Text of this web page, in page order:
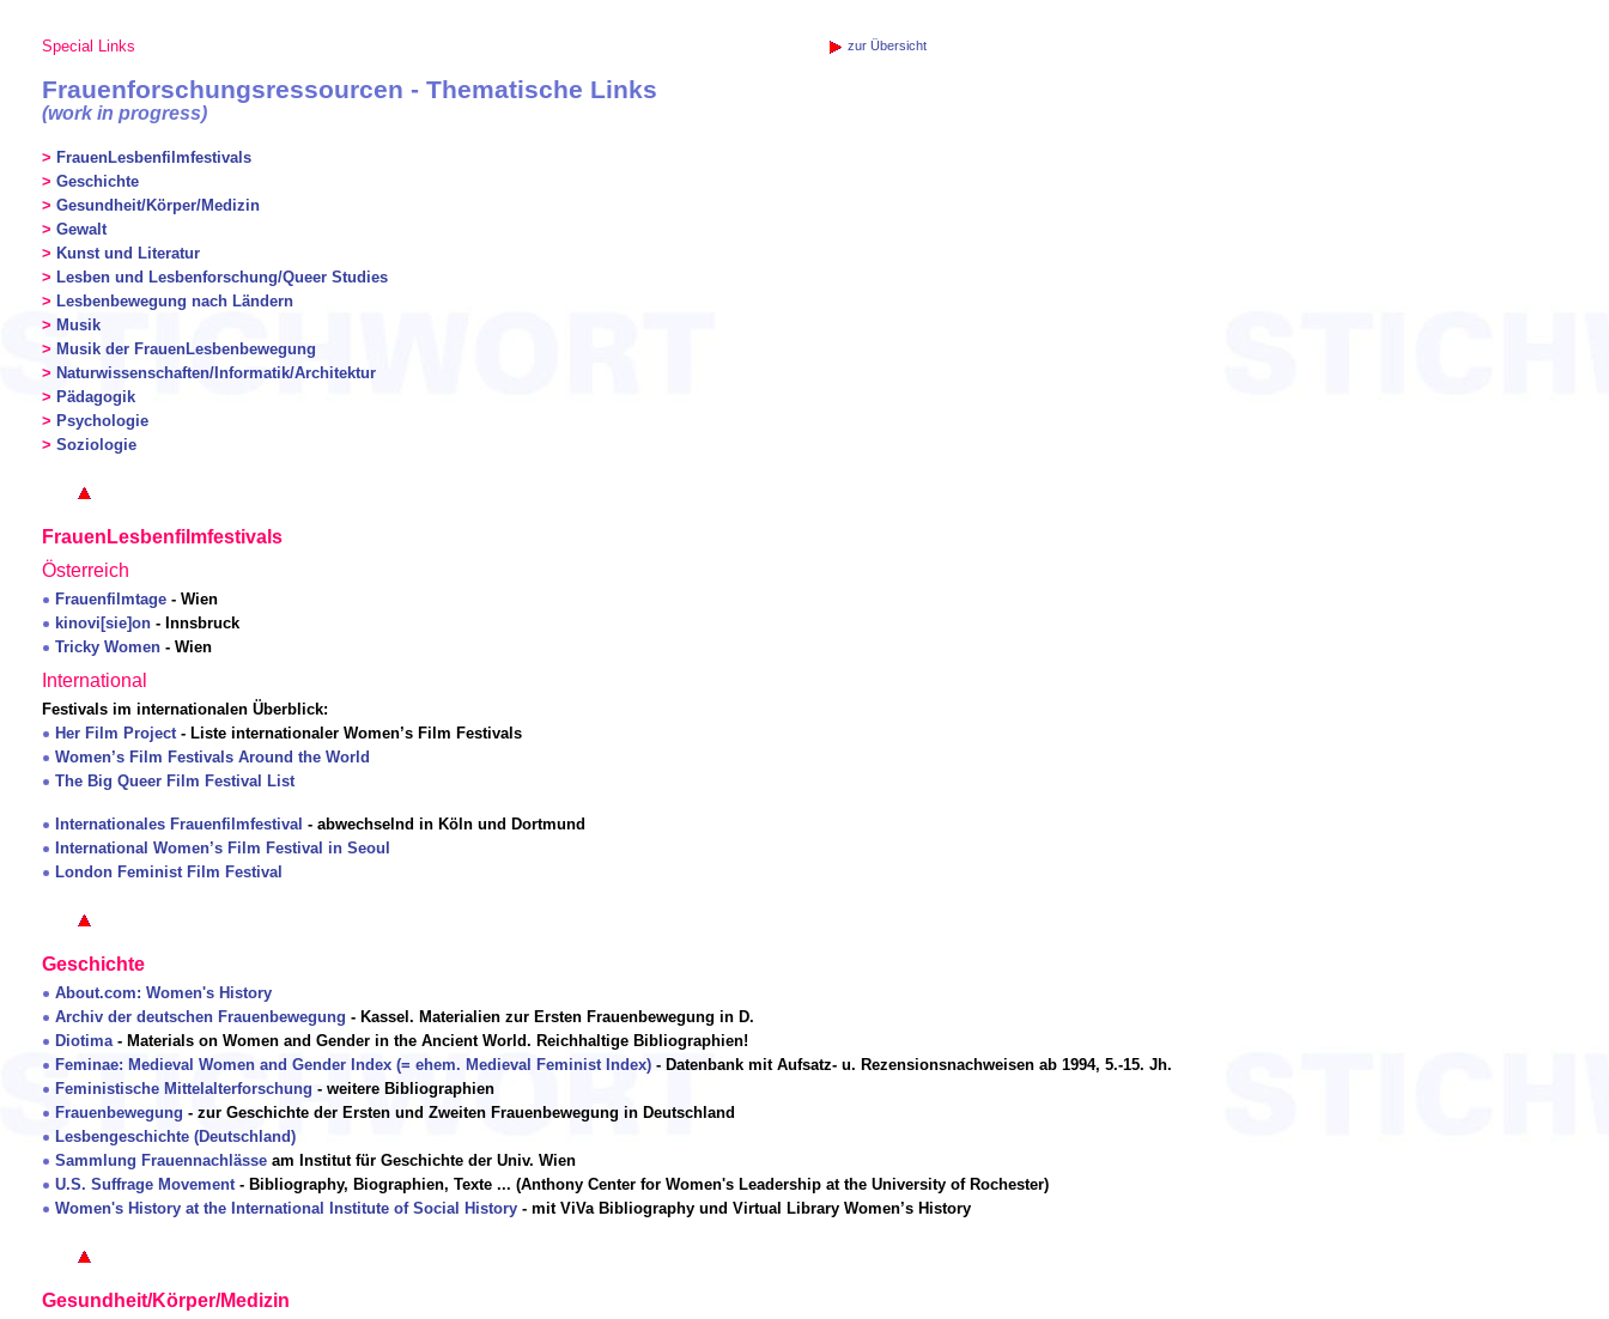
Special Links zur Übersicht
Frauenforschungsressourcen - Thematische Links
(work in progress)
> FrauenLesbenfilmfestivals
> Geschichte
> Gesundheit/Körper/Medizin
> Gewalt
> Kunst und Literatur
> Lesben und Lesbenforschung/Queer Studies
> Lesbenbewegung nach Ländern
> Musik
> Musik der FrauenLesbenbewegung
> Naturwissenschaften/Informatik/Architektur
> Pädagogik
> Psychologie
> Soziologie
FrauenLesbenfilmfestivals
Österreich
Frauenfilmtage - Wien
kinovi[sie]on - Innsbruck
Tricky Women - Wien
International
Festivals im internationalen Überblick:
Her Film Project- Liste internationaler Women’s Film Festivals
Women’s Film Festivals Around the World
The Big Queer Film Festival List
Internationales Frauenfilmfestival - abwechselnd in Köln und Dortmund
International Women’s Film Festival in Seoul
London Feminist Film Festival
Geschichte
About.com: Women's History
Archiv der deutschen Frauenbewegung - Kassel. Materialien zur Ersten Frauenbewegung in D.
Diotima- Materials on Women and Gender in the Ancient World. Reichhaltige Bibliographien!
Feminae: Medieval Women and Gender Index (= ehem. Medieval Feminist Index) - Datenbank mit Aufsatz- u. Rezensionsnachweisen ab 1994, 5.-15. Jh.
Feministische Mittelalterforschung - weitere Bibliographien
Frauenbewegung - zur Geschichte der Ersten und Zweiten Frauenbewegung in Deutschland
Lesbengeschichte (Deutschland)
Sammlung Frauennachlässe am Institut für Geschichte der Univ. Wien
U.S. Suffrage Movement- Bibliography, Biographien, Texte ... (Anthony Center for Women's Leadership at the University of Rochester)
Women's History at the International Institute of Social History - mit ViVa Bibliography und Virtual Library Women’s History
Gesundheit/Körper/Medizin